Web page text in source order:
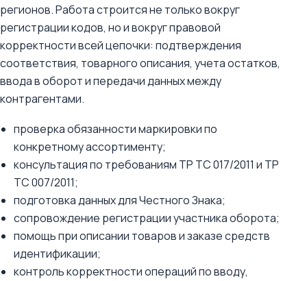
регионов. Работа строится не только вокруг
регистрации кодов, но и вокруг правовой
корректности всей цепочки: подтверждения
соответствия, товарного описания, учета остатков,
ввода в оборот и передачи данных между
контрагентами.
проверка обязанности маркировки по
конкретному ассортименту;
консультация по требованиям ТР ТС 017/2011 и ТР
ТС 007/2011;
подготовка данных для Честного Знака;
сопровождение регистрации участника оборота;
помощь при описании товаров и заказе средств
идентификации;
контроль корректности операций по вводу,